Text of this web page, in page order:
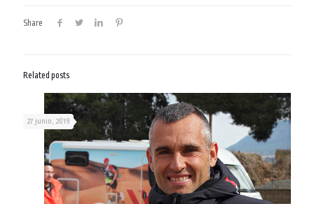
Share
Related posts
27 junio, 2019